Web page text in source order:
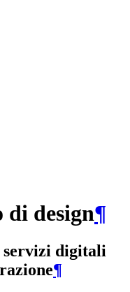
di design¶
servizi digitali
¶